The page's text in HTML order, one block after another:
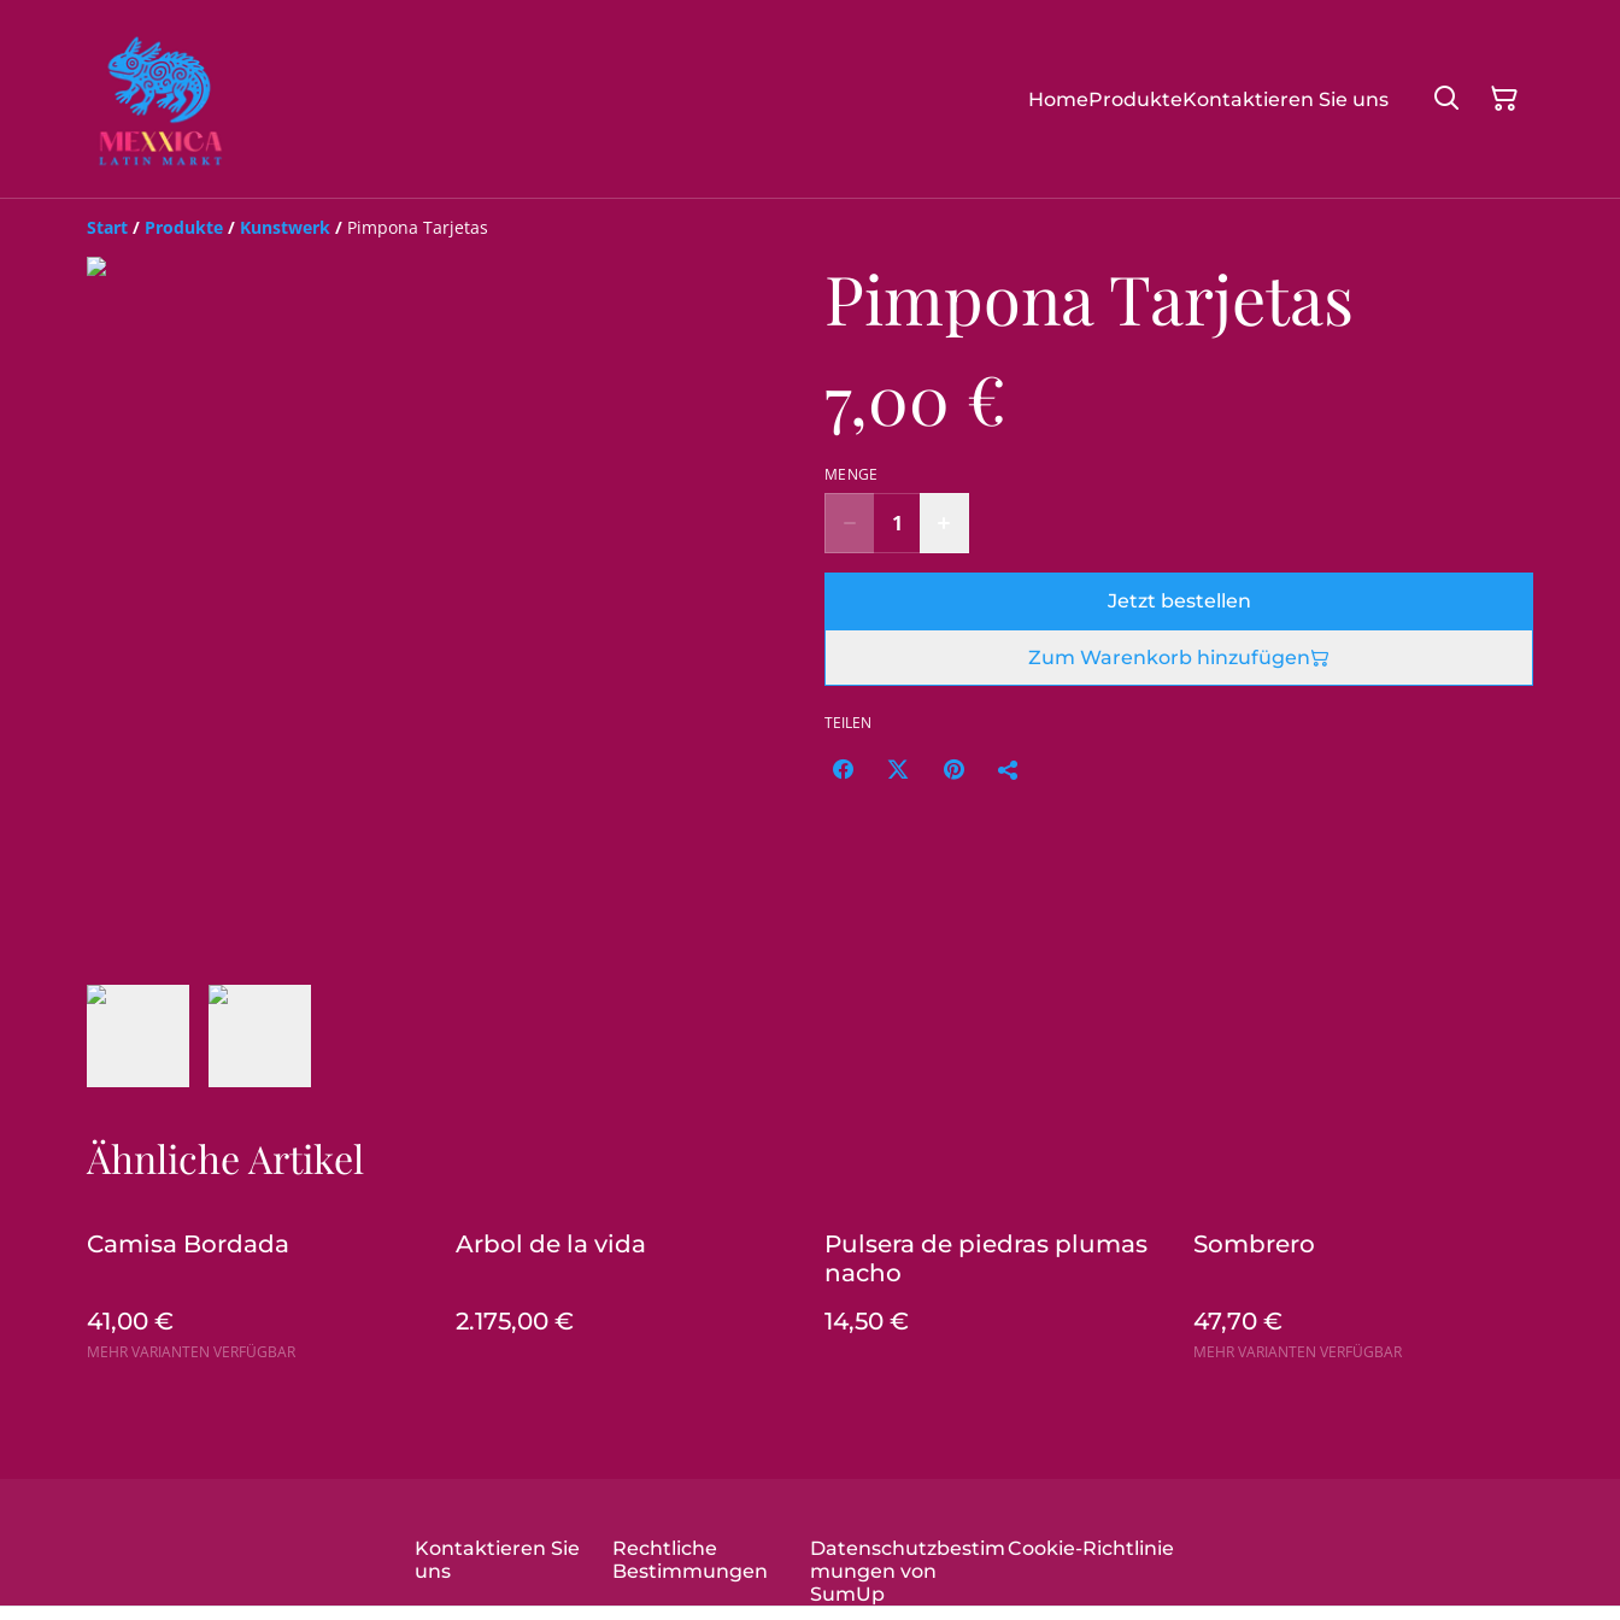
HomeProdukteKontaktieren Sie uns
Start / Produkte / Kunstwerk / Pimpona Tarjetas
Pimpona Tarjetas
7,00 €
MENGE
Jetzt bestellen
Zum Warenkorb hinzufügen
TEILEN
Ähnliche Artikel
Camisa Bordada
41,00 €
MEHR VARIANTEN VERFÜGBAR
Arbol de la vida
2.175,00 €
Pulsera de piedras plumas
nacho
14,50 €
Sombrero
47,70 €
MEHR VARIANTEN VERFÜGBAR
Kontaktieren Sie
uns
Rechtliche
Bestimmungen
Datenschutzbestim
mungen von
SumUp
Cookie-Richtlinie